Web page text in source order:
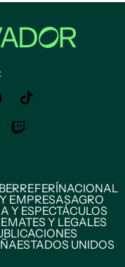
REFERÍNACIONAL
EMPRESASAGRO
Y ESPECTÁCULOS
Y LEGALES
ESTADOS UNIDOS